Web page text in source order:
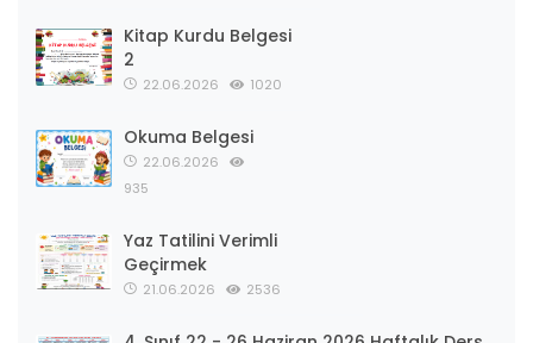
Kitap Kurdu Belgesi
2
22.06.2026 1020
Okuma Belgesi
22.06.2026
935
Yaz Tatilini Verimli
Geçirmek
21.06.2026 2536